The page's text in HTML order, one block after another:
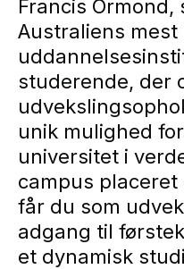
Francis
Australiens
studerende, der
unik mulighed
universitet i
campus
får du som
adgang til
et dynamisk